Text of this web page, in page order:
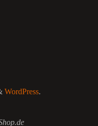
WordPress.